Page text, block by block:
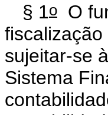
§ 1o O
sujeitar-se
Sistema